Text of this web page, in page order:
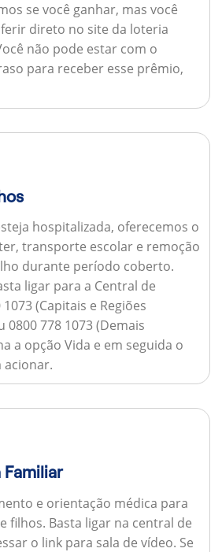
se você ganhar, mas você
direto no site da loteria
não pode estar com o
para receber esse prêmio,
hospitalizada, oferecemos o
transporte escolar e remoção
durante período coberto.
ligar para a Central de
(Capitais e Regiões
778 1073 (Demais
a opção Vida e em seguida o
acionar.
Familiar
e orientação médica para
filhos. Basta ligar na central de
o link para sala de vídeo. Se